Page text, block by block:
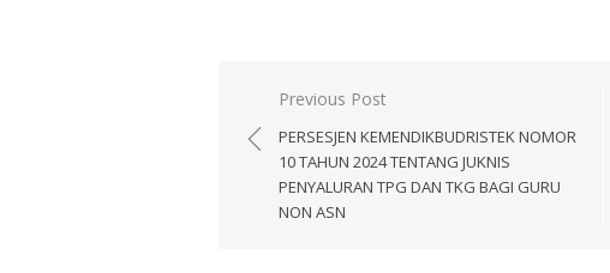
Navigasi
pos
Previous Post
PERSESJEN KEMENDIKBUDRISTEK NOMOR
10 TAHUN 2024 TENTANG JUKNIS
PENYALURAN TPG DAN TKG BAGI GURU
NON ASN